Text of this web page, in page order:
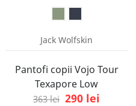
Jack Wolfskin
Pantofi copii Vojo Tour
Texapore Low
363 lei 290 lei